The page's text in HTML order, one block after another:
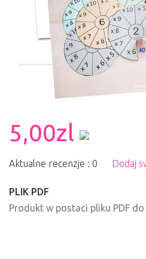
5,00zl
Aktualne recenzje : 0 Dodaj
PLIK PDF
Produkt w postaci pliku PDF